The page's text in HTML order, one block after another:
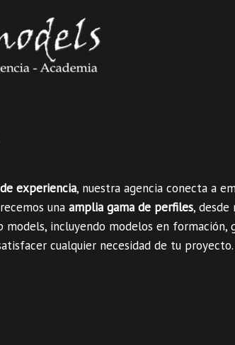
experiencia, nuestra agencia conecta a
una amplia gama de perfiles, desde
models, incluyendo modelos en formación,
cualquier necesidad de tu proyecto.